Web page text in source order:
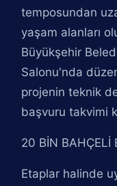
temposundan
yaşam alanları
Büyükşehir
Salonu'nda
projenin teknik
başvuru takvimi
20 BİN BAHÇELİ
Etaplar halinde